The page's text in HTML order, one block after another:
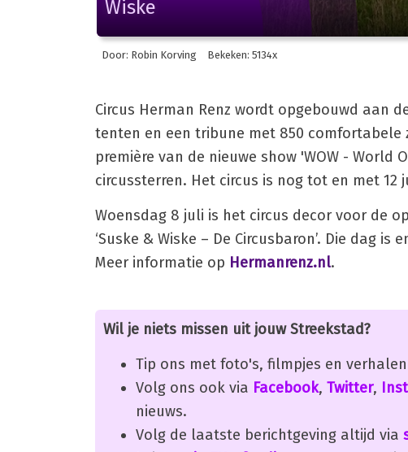
Wiske
Door: Robin Korving Bekeken: 5134x
Circus Herman Renz wordt opgebouwd aan
tenten en een tribune met 850 comfortabele
première van de nieuwe show 'WOW -
circussterren. Het circus is nog tot en met 12
Woensdag 8 juli is het circus decor voor de
‘Suske & Wiske – De Circusbaron’. Die dag
Meer informatie op Hermanrenz.nl.
Wil je niets missen uit jouw Streekstad?
Tip ons met foto's, filmpjes en
Volg ons ook via Facebook, Twitter,
nieuws.
Volg de laatste berichtgeving altijd via